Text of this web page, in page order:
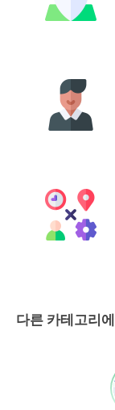
다른 카테고리